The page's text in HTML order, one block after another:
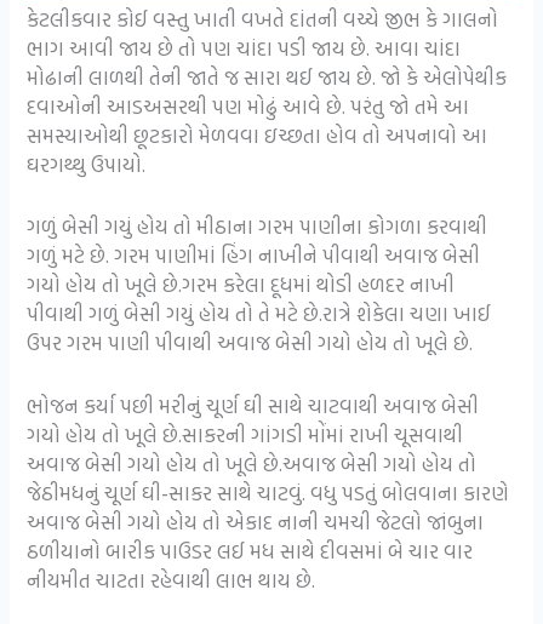
કેટલીકવાર કોઈ વસ્તુ ખાતી વખતે દાંતની વચ્ચે જીભ કે ગાલનો
ભાગ આવી જાય છે તો પણ ચાંદા પડી જાય છે. આવા ચાંદા
મોઢાની લાળથી તેની જાતે જ સારા થઈ જાય છે. જો કે એલોપેથીક
દવાઓની આડઅસરથી પણ મોઢું આવે છે. પરંતુ જો તમે આ
સમસ્યાઓથી છૂટકારો મેળવવા ઇચ્છતા હોવ તો અપનાવો આ
ઘરગથ્થુ ઉપાયો.
ગળું બેસી ગયું હોય તો મીઠાના ગરમ પાણીના કોગળા કરવાથી
ગળું મટે છે. ગરમ પાણીમાં હિંગ નાખીને પીવાથી અવાજ બેસી
ગયો હોય તો ખૂલે છે.ગરમ કરેલા દૂધમાં થોડી હળદર નાખી
પીવાથી ગળું બેસી ગયું હોય તો તે મટે છે.રાત્રે શેકેલા ચણા ખાઈ
ઉપર ગરમ પાણી પીવાથી અવાજ બેસી ગયો હોય તો ખૂલે છે.
ભોજન કર્યા પછી મરીનું ચૂર્ણ ઘી સાથે ચાટવાથી અવાજ બેસી
ગયો હોય તો ખૂલે છે.સાકરની ગાંગડી મોંમાં રાખી ચૂસવાથી
અવાજ બેસી ગયો હોય તો ખૂલે છે.અવાજ બેસી ગયો હોય તો
જેઠીમધનું ચૂર્ણ ઘી-સાકર સાથે ચાટવું. વધુ પડતું બોલવાના કારણે
અવાજ બેસી ગયો હોય તો એકાદ નાની ચમચી જેટલો જાંબુના
ઠળીયાનો બારીક પાઉડર લઈ મધ સાથે દીવસમાં બે ચાર વાર
નીયમીત ચાટતા રહેવાથી લાભ થાય છે.